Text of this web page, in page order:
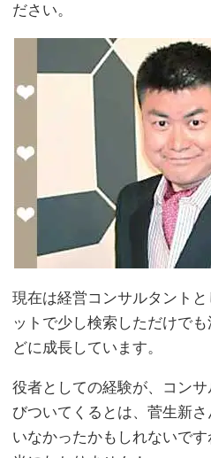
ださい。
現在は経営コンサルタント
ットで少し検索しただけで
どに成長しています。
役者としての経験が、コン
びついてくるとは、菅生新
いなかったかもしれないで